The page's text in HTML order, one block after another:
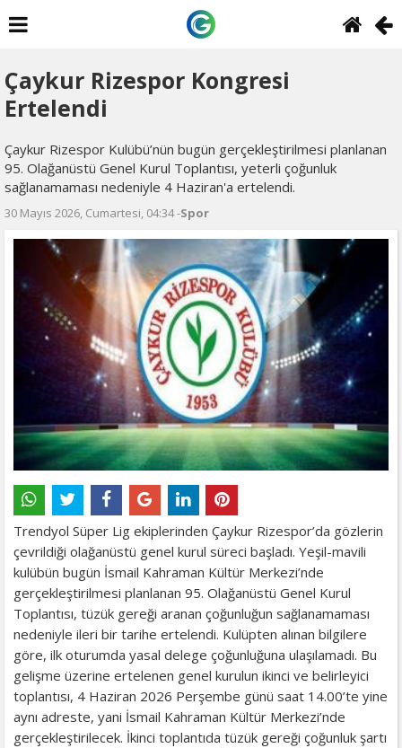
Çaykur Rizespor Kongresi
Ertelendi
Çaykur Rizespor Kulübü’nün bugün gerçekleştirilmesi planlanan
95. Olağanüstü Genel Kurul Toplantısı, yeterli çoğunluk
sağlanamaması nedeniyle 4 Haziran'a ertelendi.
30 Mayıs 2026, Cumartesi, 04:34 -Spor
Trendyol Süper Lig ekiplerinden Çaykur Rizespor’da gözlerin
çevrildiği olağanüstü genel kurul süreci başladı. Yeşil-mavili
kulübün bugün İsmail Kahraman Kültür Merkezi’nde
gerçekleştirilmesi planlanan 95. Olağanüstü Genel Kurul
Toplantısı, tüzük gereği aranan çoğunluğun sağlanamaması
nedeniyle ileri bir tarihe ertelendi. Kulüpten alınan bilgilere
göre, ilk oturumda yasal delege çoğunluğuna ulaşılamadı. Bu
gelişme üzerine ertelenen genel kurulun ikinci ve belirleyici
toplantısı, 4 Haziran 2026 Perşembe günü saat 14.00’te yine
aynı adreste, yani İsmail Kahraman Kültür Merkezi’nde
gerçekleştirilecek. İkinci toplantıda tüzük gereği çoğunluk şartı